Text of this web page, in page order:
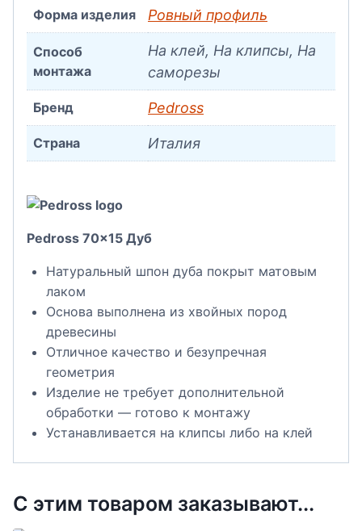
Форма изделия Ровный профиль
Способ
монтажа
На клей, На клипсы, На
саморезы
Бренд Pedross
Страна Италия
Pedross 70×15 Дуб
Натуральный шпон дуба покрыт матовым
лаком
Основа выполнена из хвойных пород
древесины
Отличное качество и безупречная
геометрия
Изделие не требует дополнительной
обработки — готово к монтажу
Устанавливается на клипсы либо на клей
С этим товаром заказывают...